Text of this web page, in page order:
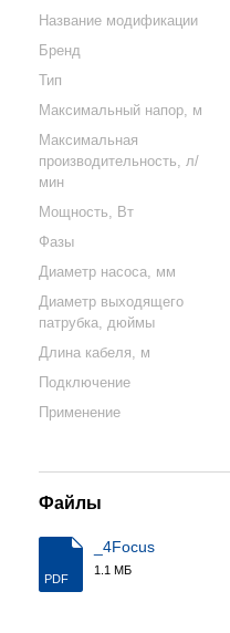
Название модификации
Бренд
Тип
Максимальный напор, м
Максимальная
производительность, л/
мин
Мощность, Вт
Фазы
Диаметр насоса, мм
Диаметр выходящего
патрубка, дюймы
Длина кабеля, м
Подключение
Применение
Файлы
PDF
_4Focus
1.1 МБ